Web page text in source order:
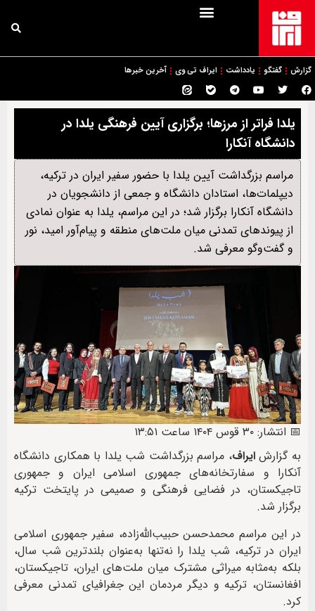
گزارش گفتگو یادداشت ایراف تی وی آخرین خبرها
یلدا فراتر از مرزها؛ برگزاری آیین فرهنگی یلدا در
دانشگاه آنکارا
مراسم بزرگداشت آیین یلدا با حضور سفیر ایران در ترکیه،
دیپلمات‌ها، استادان دانشگاه و جمعی از دانشجویان در
دانشگاه آنکارا برگزار شد؛ در این مراسم، یلدا به عنوان نمادی
از پیوندهای تمدنی میان ملت‌های منطقه و پیام‌آور امید، نور
و گفت‌وگو معرفی شد.
📅 انتشار: ۳۰ قوس ۱۴۰۴ ساعت ۱۳:۵۱
به گزارشایراف، مراسم بزرگداشت شب یلدا با همکاری دانشگاه
آنکارا و سفارتخانه‌های جمهوری اسلامی ایران و جمهوری
تاجیکستان، در فضایی فرهنگی و صمیمی در پایتخت ترکیه
برگزار شد.
در این مراسم محمدحسن حبیب‌الله‌زاده، سفیر جمهوری اسلامی
ایران در ترکیه، شب یلدا را نه‌تنها به‌عنوان بلندترین شب سال،
بلکه به‌مثابه میراثی مشترک میان ملت‌های ایران، تاجیکستان،
افغانستان، ترکیه و دیگر مردمان این جغرافیای تمدنی معرفی
کرد.